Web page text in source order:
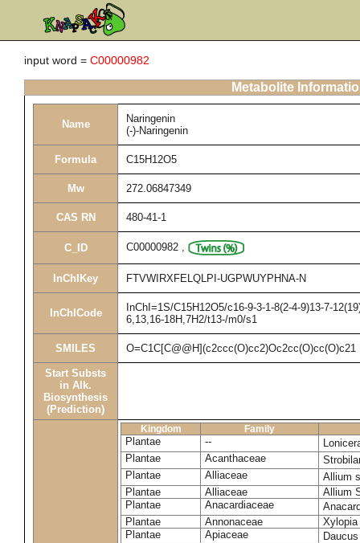
input word = C00000982
Metabolite
Name
Naringenin
(-)-Naringenin
Formula C15H12O5
Mw 272.06847349
CAS RN 480-41-1
C_ID C00000982 ,
InChIKey FTVWIRXFELQLPI-UGPWUYPHNA-N
InChICode
InChI=1S/C15H12O5/c16-9-3-1-8(2-4-9)13-7-
6,13,16-18H,7H2/t13-/m0/s1
SMILES O=C1C[C@@H](c2ccc(O)cc2)Oc2cc(O)cc(O)c21
Start Substs
in Alk.
Biosynthesis
(Prediction)
Kingdom Family
Plantae --
Plantae
Acanthaceae
Plantae
Alliaceae
Allium
Plantae
Alliaceae
Allium
Plantae
Anacardiaceae
Plantae
Annonaceae
Xylopia
Plantae
Apiaceae